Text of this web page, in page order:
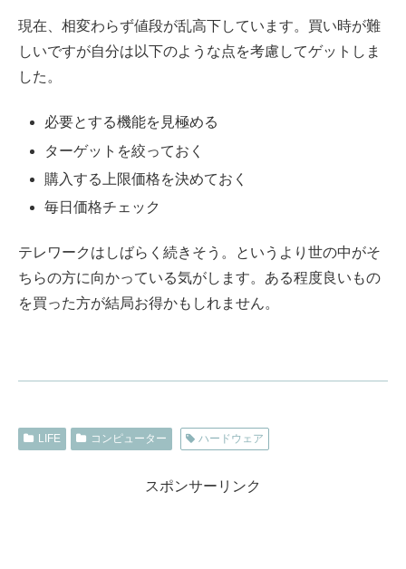
現在、相変わらず値段が乱高下しています。買い時が難
しいですが自分は以下のような点を考慮してゲットしま
した。
必要とする機能を見極める
ターゲットを絞っておく
購入する上限価格を決めておく
毎日価格チェック
テレワークはしばらく続きそう。というより世の中がそ
ちらの方に向かっている気がします。ある程度良いもの
を買った方が結局お得かもしれません。
LIFE コンピューター ハードウェア
スポンサーリンク